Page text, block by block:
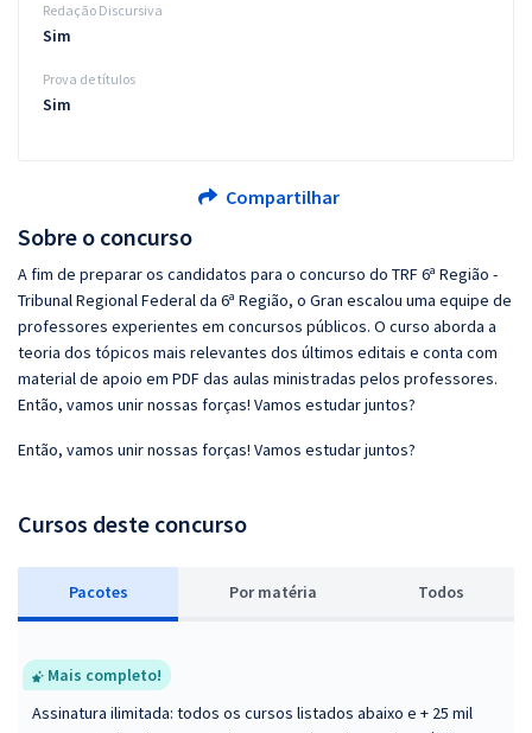
Sobre o concurso
A fim de preparar os candidatos para o concurso do TRF 6ª Região -
Tribunal Regional Federal da 6ª Região, o Gran escalou uma equipe de
professores experientes em concursos públicos. O curso aborda a
teoria dos tópicos mais relevantes dos últimos editais e conta com
material de apoio em PDF das aulas ministradas pelos professores.
Então, vamos unir nossas forças! Vamos estudar juntos?
Então, vamos unir nossas forças! Vamos estudar juntos?
Cursos deste concurso
Pacotes Por matéria Todos
Mais completo!
Assinatura ilimitada: todos os cursos listados abaixo e + 25 mil
Redação Discursiva
Sim
Prova de títulos
Sim
Compartilhar